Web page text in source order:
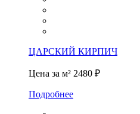
ЦАРСКИЙ КИРПИЧ
Цена за м² 2480 ₽
Подробнее